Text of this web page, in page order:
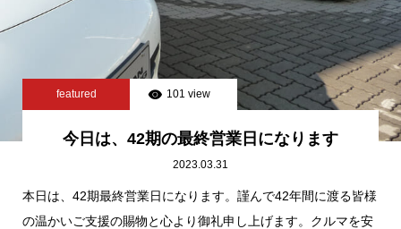
featured 101 view
今日は、42期の最終営業日になります
2023.03.31
本日は、42期最終営業日になります。謹んで42年間に渡る皆様
の温かいご支援の賜物と心より御礼申し上げます。クルマを安